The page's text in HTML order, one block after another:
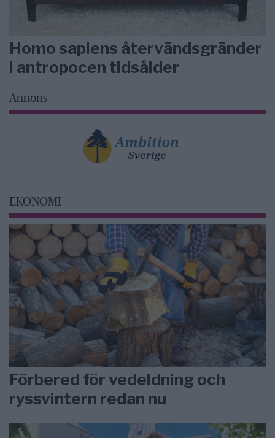
Homo sapiens återvändsgränder
i antropocen tidsålder
Annons
EKONOMI
Förbered för vedeldning och
ryssvintern redan nu